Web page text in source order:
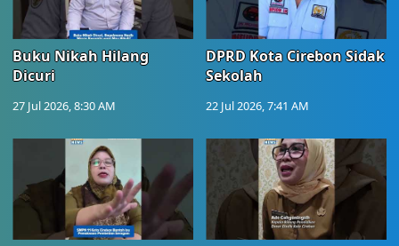
Buku Nikah Hilang
Dicuri
27 Jul 2026, 8:30 AM
DPRD Kota Cirebon Sidak
Sekolah
22 Jul 2026, 7:41 AM